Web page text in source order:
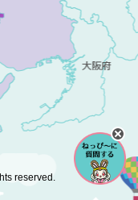
reserved.